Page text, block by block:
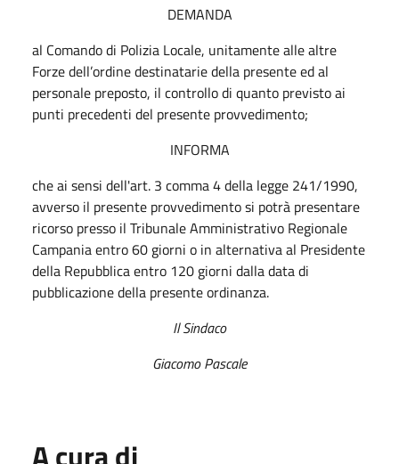
DEMANDA
al Comando di Polizia Locale, unitamente alle altre
Forze dell’ordine destinatarie della presente ed al
personale preposto, il controllo di quanto previsto ai
punti precedenti del presente provvedimento;
INFORMA
che ai sensi dell'art. 3 comma 4 della legge 241/1990,
avverso il presente provvedimento si potrà presentare
ricorso presso il Tribunale Amministrativo Regionale
Campania entro 60 giorni o in alternativa al Presidente
della Repubblica entro 120 giorni dalla data di
pubblicazione della presente ordinanza.
Il Sindaco
Giacomo Pascale